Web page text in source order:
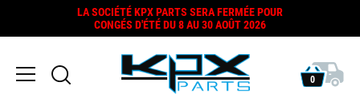
LA SOCIÉTÉ KPX PARTS SERA FERMÉE POUR
CONGÉS D'ÉTÉ DU 8 AU 30 AOÛT 2026
0